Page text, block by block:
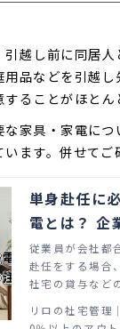
越し前に同居人
品などを引越し
ることがほとん
家具・家電につ
ます。併せてご
単身赴任に
電とは？ 企
ートや注意
従業員が会社都
赴任をする場合
社宅の貸与など
新しい住居で生
リロの社宅管